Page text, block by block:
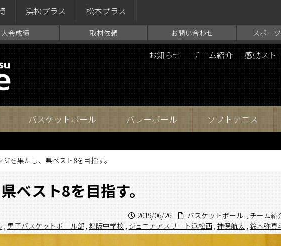
浜松プラス 松本プラス
大会成績 取材依頼 お問い合わせ スポー
お知らせ チーム紹介 感動スト
バスケットボール バレーボール ソフトテニス
ジを果たし、県ベスト8を目指す。
ベスト8を目指す。
2019/06/26 バスケットボール , チーム紹
, 男子バスケットボール部, 舞阪中学校 , ジュニアアスリート浜松西 ,神保航太 , 鈴木弥真